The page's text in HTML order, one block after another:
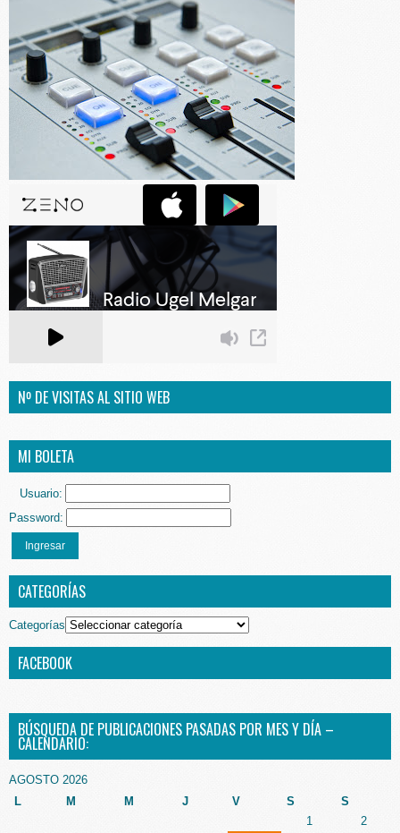
Nº DE VISITAS AL SITIO WEB
MI BOLETA
Usuario:
Password:
Ingresar
CATEGORÍAS
Categorías
FACEBOOK
BÚSQUEDA DE PUBLICACIONES PASADAS POR MES Y DÍA –
CALENDARIO:
AGOSTO 2026
L
M M J V S S
1
2